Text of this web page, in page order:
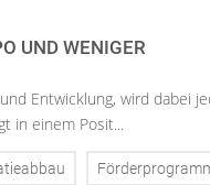
UND WENIGER
Entwicklung, wird dabei
in einem Posit...